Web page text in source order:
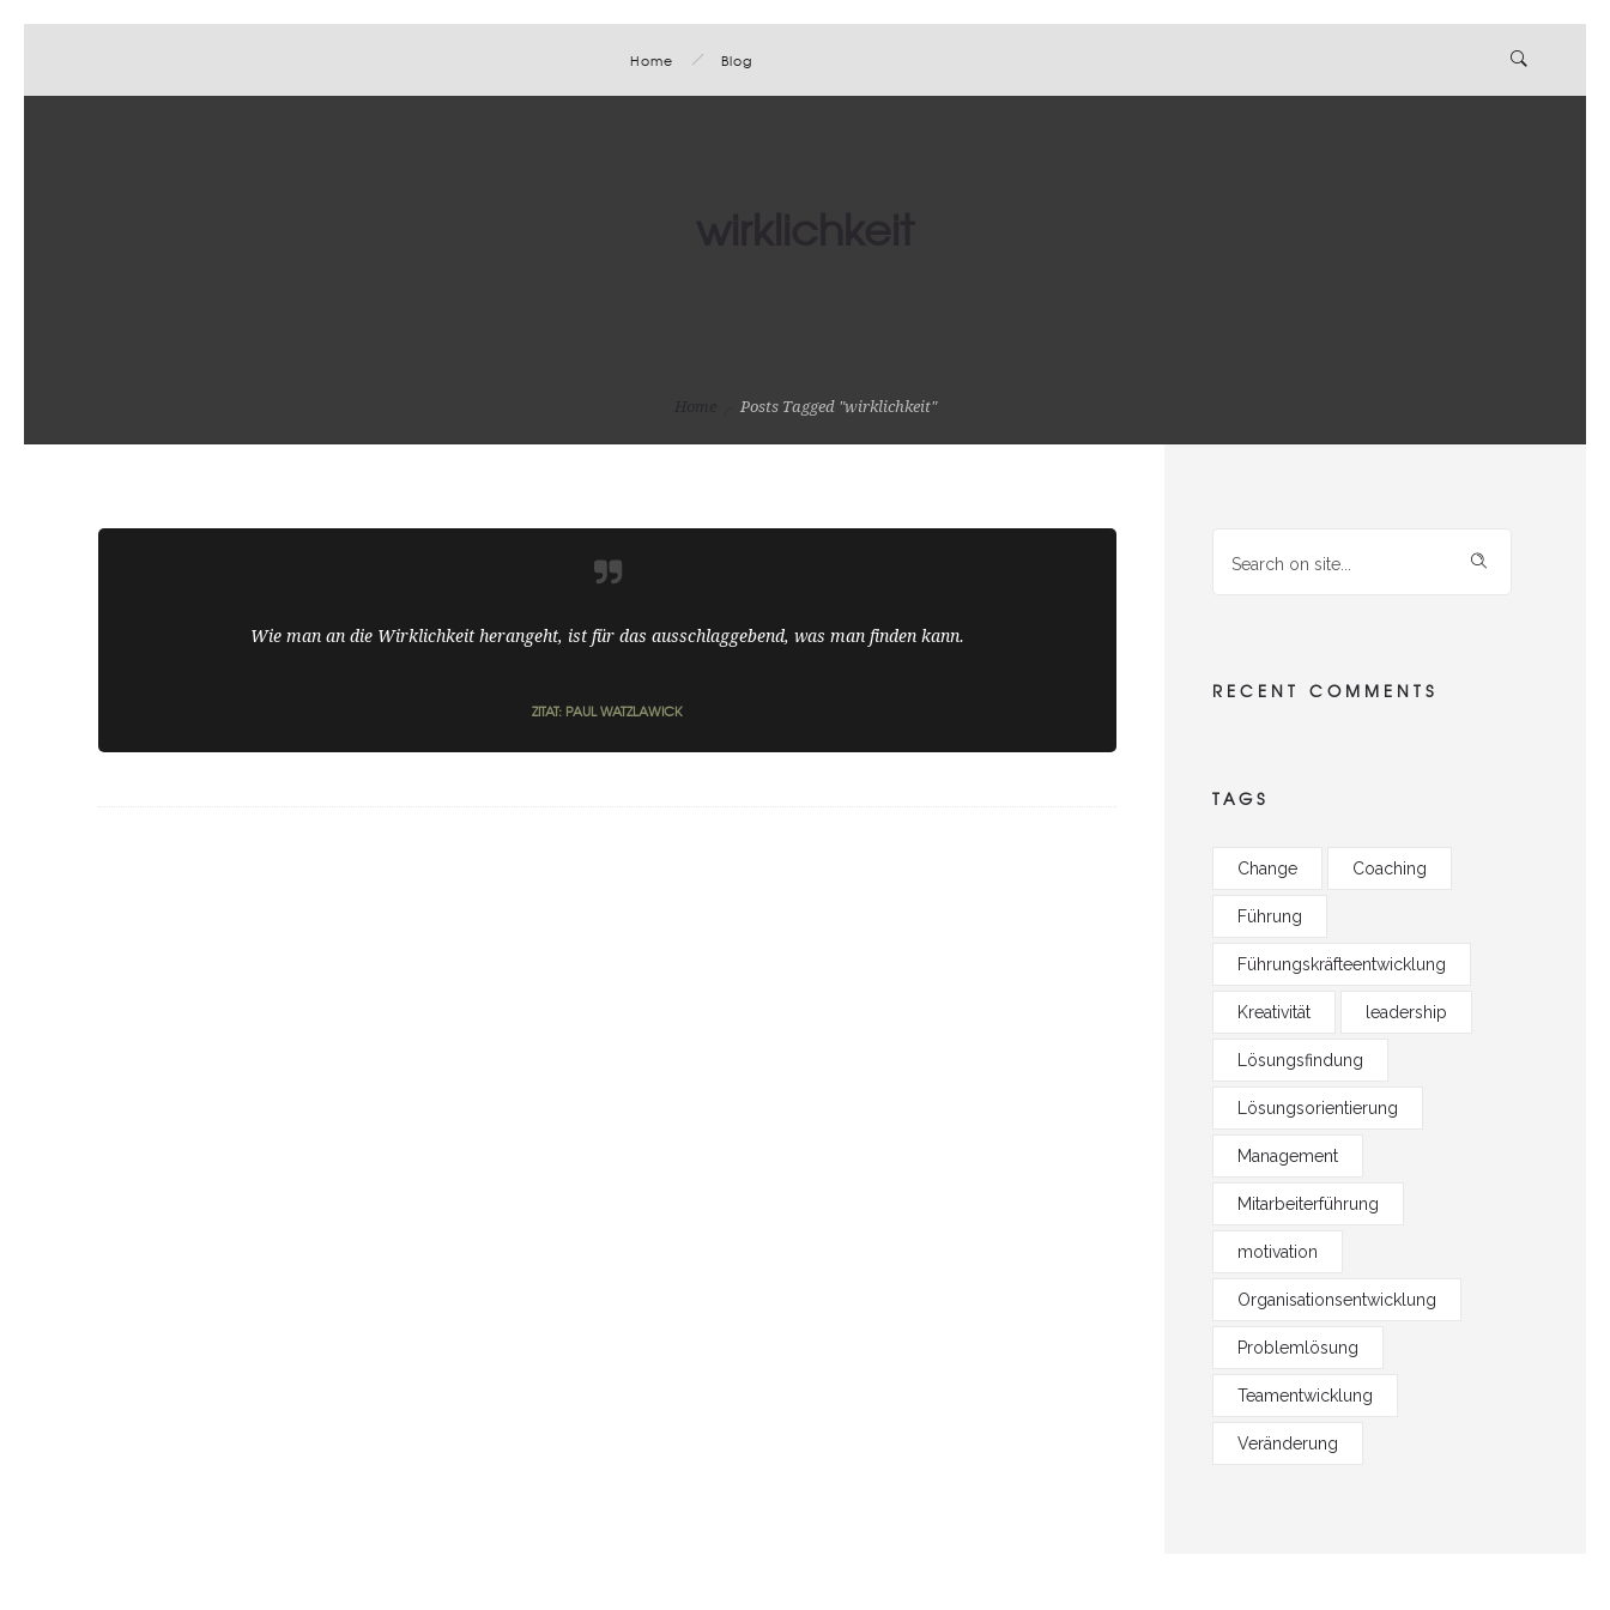
Home Blog
Posts Tagged "wirklichkeit"
Wie man an die Wirklichkeit herangeht, ist für das ausschlaggebend, was man finden kann.
ZITAT: PAUL WATZLAWICK
RECENT COMMENTS
TAGS
Change Coaching
Führung
Führungskräfteentwicklung
Kreativität leadership
Lösungsfindung
Lösungsorientierung
Management
Mitarbeiterführung
motivation
Organisationsentwicklung
Problemlösung
Teamentwicklung
Veränderung